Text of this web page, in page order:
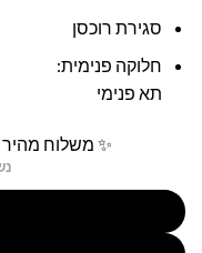
סגירת רוכסן
חלוקה פנימית:
תא פנימי
✨ משלוח